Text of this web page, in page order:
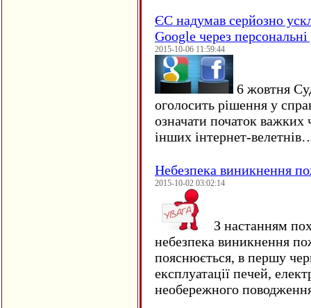
ЄC надумав серйозно
Google через персональні
2015-10-06 11:59:44
6 жовтня
оголосить рішення у
означати початок важких
інших інтернет-
Небезпека виникнення
2015-10-02 03:02:14
З настанням
небезпека виникнення
пояснюється, в першу
експлуатації печей,
необережного